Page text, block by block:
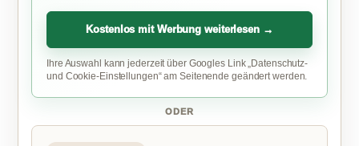
Kostenlos mit Werbung weiterlesen →
Ihre Auswahl kann jederzeit über Googles Link „Datenschutz-
und Cookie-Einstellungen“ am Seitenende geändert werden.
ODER